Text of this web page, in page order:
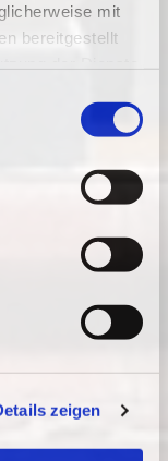
mit
bereitgestellt
zeigen